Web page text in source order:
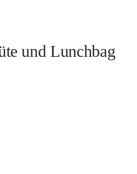
und Lunchbag